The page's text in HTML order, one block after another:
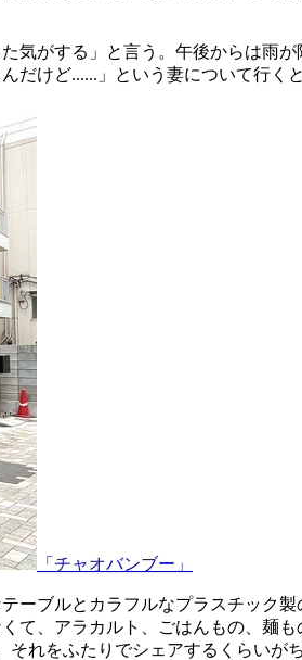
気がする」と言う。午後からは雨
けど......」という妻について行く
「チャオバンブー」
ブルとカラフルなプラスチック
て、アラカルト、ごはんもの、麺
れをふたりでシェアするくらいが